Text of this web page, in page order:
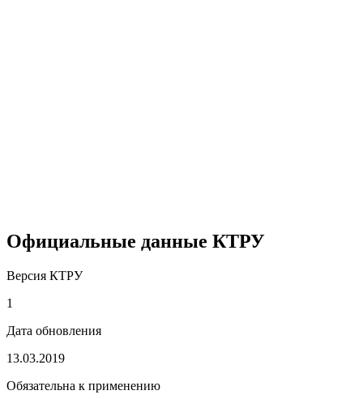
Официальные данные КТРУ
Версия КТРУ
1
Дата обновления
13.03.2019
Обязательна к применению